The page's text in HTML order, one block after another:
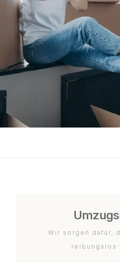
Wir sorgen dafür,
reibungslos